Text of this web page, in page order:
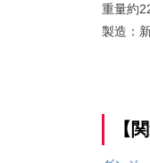
重量約
製造：
【